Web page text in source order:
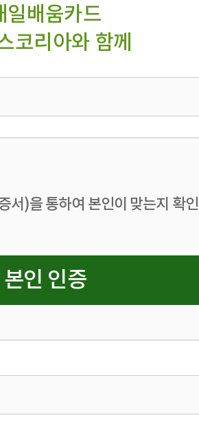
일배움카드
코리아와 함께
서)을 통하여 본인이 맞는지 확
본인 인증